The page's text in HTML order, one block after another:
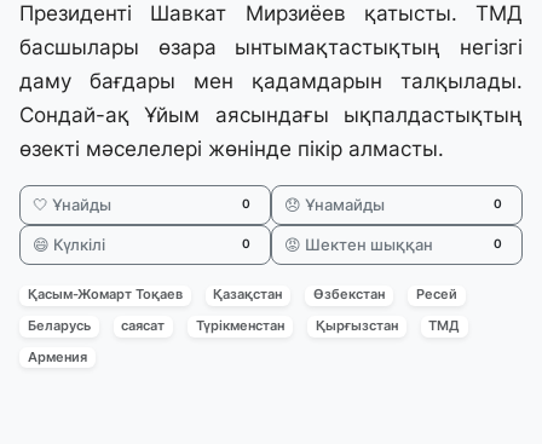
Президенті Шавкат Мирзиёев қатысты. ТМД
басшылары өзара ынтымақтастықтың негізгі
даму бағдары мен қадамдарын талқылады.
Сондай-ақ Ұйым аясындағы ықпалдастықтың
өзекті мәселелері жөнінде пікір алмасты.
🤍 Ұнайды 0 😞 Ұнамайды 0
😄 Күлкілі 0 😡 Шектен шыққан 0
Қасым-Жомарт Тоқаев Қазақстан Өзбекстан
Ресей
Беларусь
саясат Түрікменстан Қырғызстан
ТМД
Армения